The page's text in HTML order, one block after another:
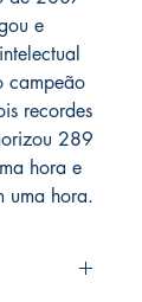
e
campeão
recordes
289
hora e
uma hora.